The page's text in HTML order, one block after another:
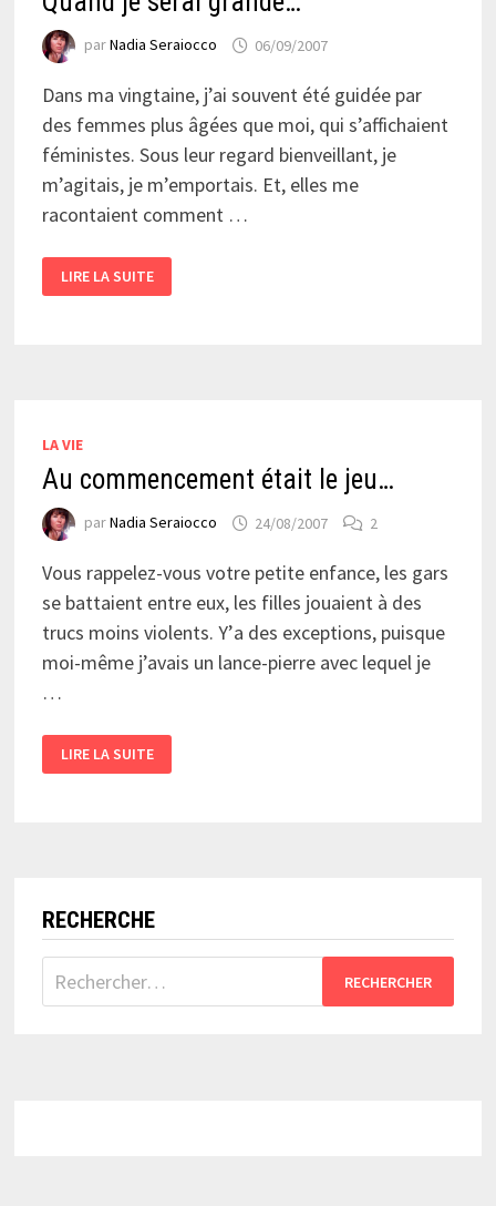
parNadia Seraiocco 06/09/2007
Dans ma vingtaine, j’ai souvent été guidée par
des femmes plus âgées que moi, qui s’affichaient
féministes. Sous leur regard bienveillant, je
m’agitais, je m’emportais. Et, elles me
racontaient comment …
JE
SERAI
LIRE LA SUITE
LA VIE
Au commencement était le jeu…
parNadia Seraiocco 24/08/2007 2
Vous rappelez-vous votre petite enfance, les gars
se battaient entre eux, les filles jouaient à des
trucs moins violents. Y’a des exceptions, puisque
moi-même j’avais un lance-pierre avec lequel je
…
COMMENCEMENT
ÉTAIT
LIRE LA SUITE
RECHERCHE
Rechercher :